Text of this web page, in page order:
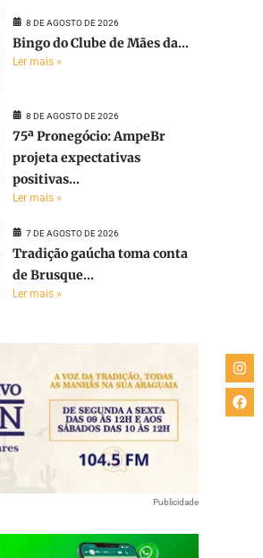
8 DE AGOSTO DE 2026
Bingo do Clube de Mães da...
Ler mais »
8 DE AGOSTO DE 2026
75ª Pronegócio: AmpeBr
projeta expectativas
positivas...
Ler mais »
7 DE AGOSTO DE 2026
Tradição gaúcha toma conta
de Brusque...
Ler mais »
Publicidade